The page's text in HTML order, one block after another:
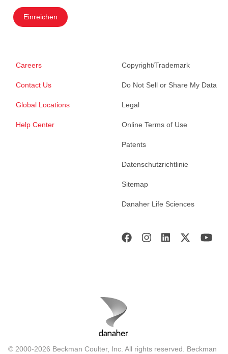
Einreichen
Careers
Contact Us
Global Locations
Help Center
Copyright/Trademark
Do Not Sell or Share My Data
Legal
Online Terms of Use
Patents
Datenschutzrichtlinie
Sitemap
Danaher Life Sciences
© 2000-2026 Beckman Coulter, Inc. All rights reserved. Beckman